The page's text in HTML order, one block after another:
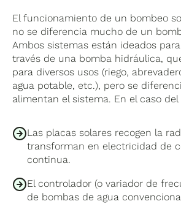
El funcionamiento de un bombeo
no se diferencia mucho de un
Ambos sistemas están ideados
través de una bomba hidráulica,
para diversos usos (riego,
agua potable, etc.), pero se
alimentan el sistema. En el caso
Las placas solares recogen la
transforman en electricidad de
continua.
El controlador (o variador de
de bombas de agua